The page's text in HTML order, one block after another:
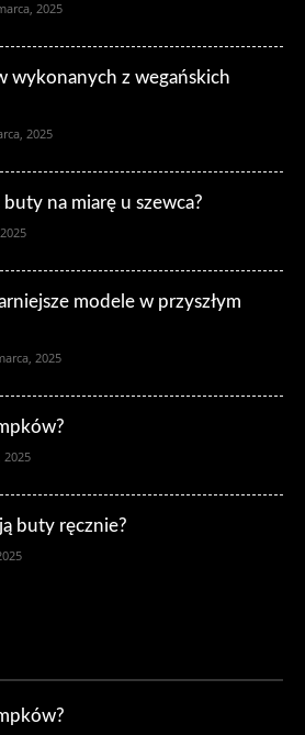
2025
wykonanych z wegańskich
2025
na miarę u szewca?
modele w przyszłym
2025
2025
buty ręcznie?